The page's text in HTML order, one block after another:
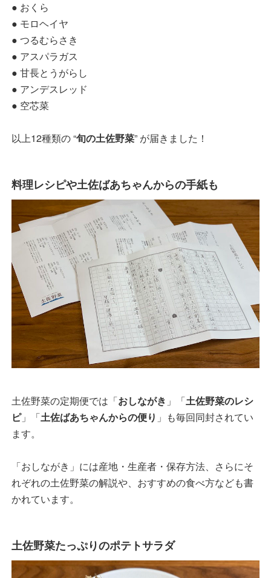
● おくら
● モロヘイヤ
● つるむらさき
● アスパラガス
● 甘長とうがらし
● アンデスレッド
● 空芯菜
以上12種類の “旬の土佐野菜” が届きました！
料理レシピや土佐ばあちゃんからの手紙も
土佐野菜の定期便では「おしながき 」「土佐野菜のレシ
ピ」「土佐ばあちゃんからの便り 」も毎回同封されてい
ます。
「おしながき」には産地・生産者・保存方法、さらにそ
れぞれの土佐野菜の解説や、おすすめの食べ方なども書
かれています。
土佐野菜たっぷりのポテトサラダ